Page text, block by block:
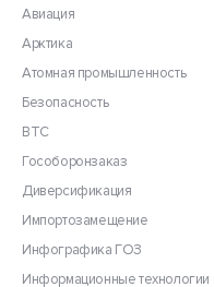
Авиация
Арктика
Атомная промышленность
Безопасность
ВТС
Гособоронзаказ
Диверсификация
Импортозамещение
Инфографика ГОЗ
Информационные технологии